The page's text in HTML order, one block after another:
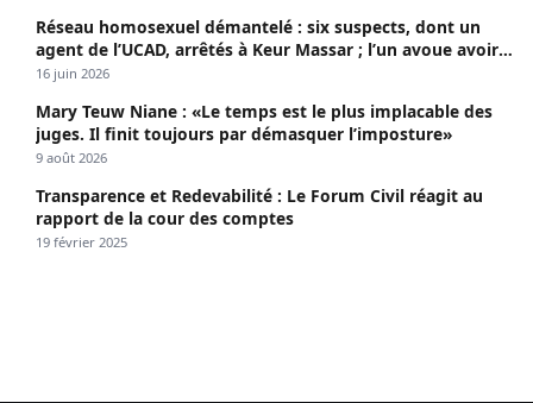
Réseau homosexuel démantelé : six suspects, dont un
agent de l’UCAD, arrêtés à Keur Massar ; l’un avoue avoir
propagé le VIH depuis 2018
16 juin 2026
Mary Teuw Niane : «Le temps est le plus implacable des
juges. Il finit toujours par démasquer l’imposture»
9 août 2026
Transparence et Redevabilité : Le Forum Civil réagit au
rapport de la cour des comptes
19 février 2025